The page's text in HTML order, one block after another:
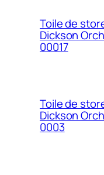
Toile de
Dickson
00017
Toile de
Dickson
0003